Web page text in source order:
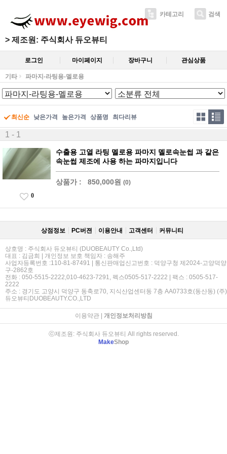
> 제조원: 주식회사 듀오뷰티
카테고리 검색
로그인 마이페이지 장바구니 관심상품
기타 파마지-라팅용-멜로용
최신순 낮은가격 높은가격 상품명 최다리뷰
1 - 1
수출용 고열 라팅 멜로용 파마지 멜로속눈썹 과 같은
속눈썹 제조에 사용 하는 파마지입니다
상품가 : 850,000원 (0)
0
상점정보 PC버젼 이용안내 고객센터 커뮤니티
상호명 : 주식회사 듀오뷰티 (DUOBEAUTY Co.,Ltd)
대표 : 김금희 | 개인정보 보호 책임자 : 송해주
사업자등록번호 :110-81-87491 | 통신판매업신고번호 : 덕양구청 제2024-고양덕양
구-2862호
전화 : 050-5515-2222,010-4623-7291, 펙스0505-517-2222 | 팩스 : 0505-517-
2222
주소 : 경기도 고양시 덕양구 동축로70, 지식산업센터동 7층 AA0733호(동산동) (주)
듀오뷰티DUOBEAUTY.CO.,LTD
이용약관| 개인정보처리방침
ⓒ제조원: 주식회사 듀오뷰티 All rights reserved.
MakeShop